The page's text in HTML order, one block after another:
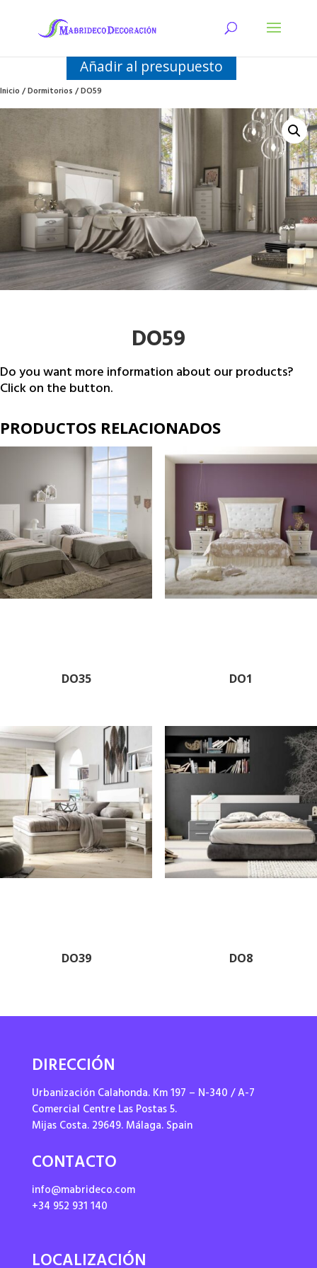
Añadir al presupuesto
Inicio/Dormitorios/ DO59
DO59
Do you want more information about our products?
Click on the button.
PRODUCTOS RELACIONADOS
DO35 DO1
DO39 DO8
DIRECCIÓN
Urbanización Calahonda. Km 197 – N-340 / A-7
Comercial Centre Las Postas 5.
Mijas Costa. 29649. Málaga. Spain
CONTACTO
info@mabrideco.com
+34 952 931 140